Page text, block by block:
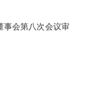
事会第八 次会议审